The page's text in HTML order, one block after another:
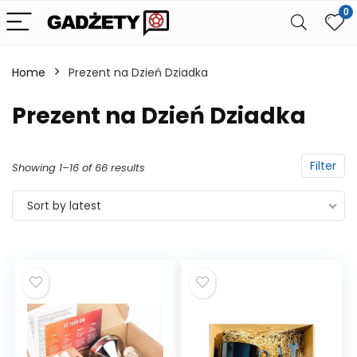
0
Home Prezent na Dzień Dziadka
Prezent na Dzień Dziadka
Filter
Showing 1–16 of 66 results
Sort by latest